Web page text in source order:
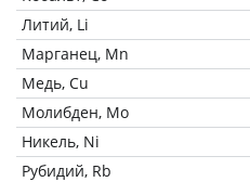
Литий, Li
Марганец, Mn
Медь, Cu
Молибден, Mo
Никель, Ni
Рубидий, Rb